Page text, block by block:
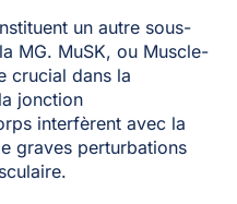
un autre sous-
MG. MuSK, ou Muscle-
crucial dans la
jonction
interfèrent avec la
graves perturbations